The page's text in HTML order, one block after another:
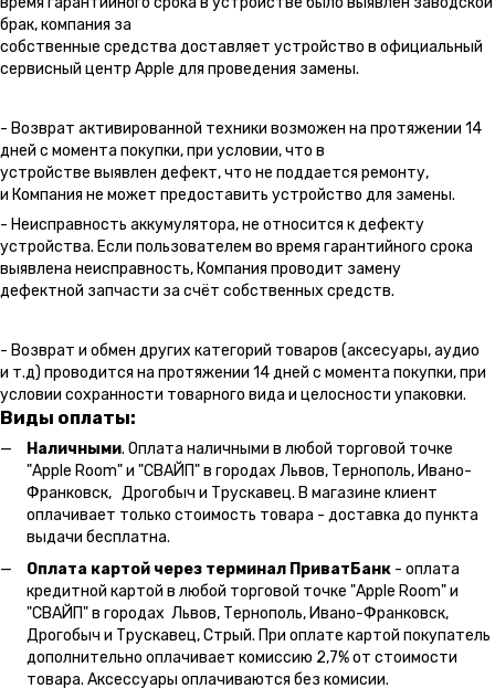
брак, компания за
собственные средства доставляет устройство в официальный
сервисный центр Apple для проведения замены.
- Возврат активированной техники возможен на протяжении 14
дней с момента покупки, при условии, что в
устройстве выявлен дефект, что не поддается ремонту,
и Компания не может предоставить устройство для замены.
- Неисправность аккумулятора, не относится к дефекту
устройства. Если пользователем во время гарантийного срока
выявлена неисправность, Компания проводит замену
дефектной запчасти за счёт собственных средств.
- Возврат и обмен других категорий товаров (аксесуары, аудио
и т.д) проводится на протяжении 14 дней с момента покупки, при
условии сохранности товарного вида и целосности упаковки.
Виды оплаты:
Наличными. Оплата наличными в любой торговой точке
"Apple Room" и "СВАЙП" в городах Львов, Тернополь, Ивано-
Франковск, Дрогобыч и Трускавец. В магазине клиент
оплачивает только стоимость товара - доставка до пункта
выдачи бесплатна.
Оплата картой через терминал ПриватБанк - оплата
кредитной картой в любой торговой точке "Apple Room" и
"СВАЙП" в городах Львов, Тернополь, Ивано-Франковск,
Дрогобыч и Трускавец, Стрый. При оплате картой покупатель
дополнительно оплачивает комиссию 2,7% от стоимости
товара. Аксессуары оплачиваются без комисии.